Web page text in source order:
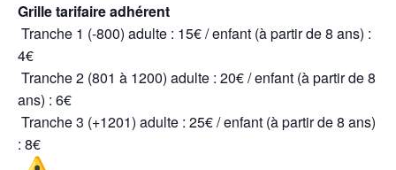
Grille tarifaire adhérent
Tranche 1 (-800) adulte : 15€ / enfant (à partir de 8 ans) :
4€
Tranche 2 (801 à 1200) adulte : 20€ / enfant (à partir de 8
ans) : 6€
Tranche 3 (+1201) adulte : 25€ / enfant (à partir de 8 ans)
: 8€